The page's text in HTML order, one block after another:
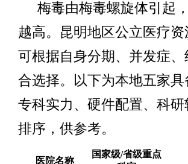
梅毒由梅毒螺旋体引起
越高。昆明地区公立医疗
可根据自身分期、并发症
合选择。以下为本地五家
专科实力、硬件配置、科
排序，供参考。
医院名称
国家级/省级重点